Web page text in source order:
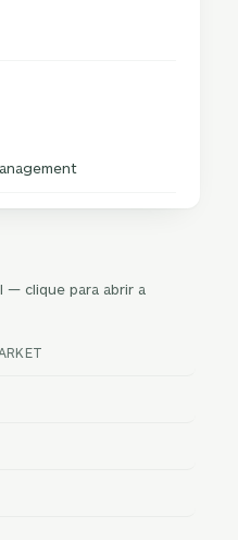
— clique para abrir a